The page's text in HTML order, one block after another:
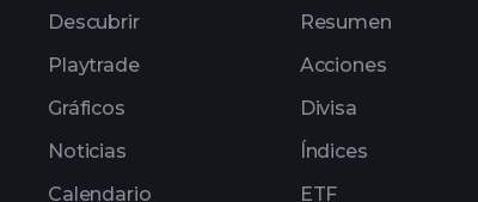
Descubrir
Playtrade
Gráficos
Noticias
Calendario
Resumen
Acciones
Divisa
Índices
ETF